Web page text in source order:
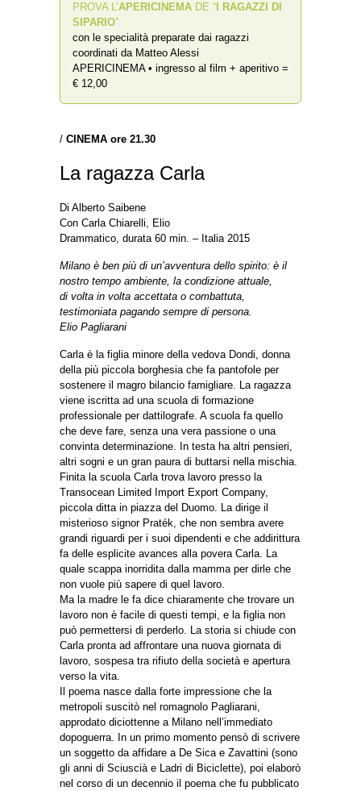
PROVA L’APERICINEMA DE “ I RAGAZZI DI
SIPARIO”
con le specialità preparate dai ragazzi
coordinati da Matteo Alessi
APERICINEMA • ingresso al film + aperitivo =
€ 12,00
/ CINEMA ore 21.30
La ragazza Carla
Di Alberto Saibene
Con Carla Chiarelli, Elio
Drammatico, durata 60 min. – Italia 2015
Milano è ben più di un’avventura dello spirito: è il
nostro tempo ambiente, la condizione attuale,
di volta in volta accettata o combattuta,
testimoniata pagando sempre di persona.
Elio Pagliarani
Carla è la figlia minore della vedova Dondi, donna
della più piccola borghesia che fa pantofole per
sostenere il magro bilancio famigliare. La ragazza
viene iscritta ad una scuola di formazione
professionale per dattilografe. A scuola fa quello
che deve fare, senza una vera passione o una
convinta determinazione. In testa ha altri pensieri,
altri sogni e un gran paura di buttarsi nella mischia.
Finita la scuola Carla trova lavoro presso la
Transocean Limited Import Export Company,
piccola ditta in piazza del Duomo. La dirige il
misterioso signor Praték, che non sembra avere
grandi riguardi per i suoi dipendenti e che addirittura
fa delle esplicite avances alla povera Carla. La
quale scappa inorridita dalla mamma per dirle che
non vuole più sapere di quel lavoro.
Ma la madre le fa dice chiaramente che trovare un
lavoro non è facile di questi tempi, e la figlia non
può permettersi di perderlo. La storia si chiude con
Carla pronta ad affrontare una nuova giornata di
lavoro, sospesa tra rifiuto della società e apertura
verso la vita.
Il poema nasce dalla forte impressione che la
metropoli suscitò nel romagnolo Pagliarani,
approdato diciottenne a Milano nell’immediato
dopoguerra. In un primo momento pensò di scrivere
un soggetto da affidare a De Sica e Zavattini (sono
gli anni di Sciuscià e Ladri di Biciclette), poi elaborò
nel corso di un decennio il poema che fu pubblicato